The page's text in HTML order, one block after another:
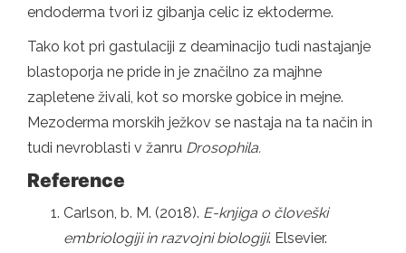
endoderma tvori iz gibanja celic iz ektoderme.
Tako kot pri gastulaciji z deaminacijo tudi nastajanje
blastoporja ne pride in je značilno za majhne
zapletene živali, kot so morske gobice in mejne.
Mezoderma morskih ježkov se nastaja na ta način in
tudi nevroblasti v žanru Drosophila.
Reference
Carlson, b. M. (2018). E-knjiga o človeški
embriologiji in razvojni biologiji. Elsevier.